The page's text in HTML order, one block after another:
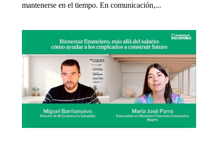
mantenerse en el tiempo. En comunicación,...